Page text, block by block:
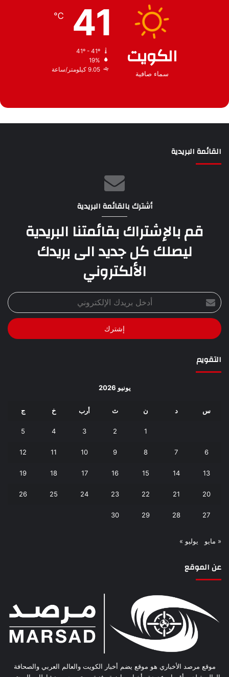
الكويت
سماء صافية
41
℃
19%
9.05 كيلومتر/ساعة
القائمة البريدية
أشترك بالقائمة البريدية
قم بالإشتراك بقائمتنا البريدية
ليصلك كل جديد الى بريدك
الألكتروني
أدخل
بريدك
الإلكتروني
التقويم
يونيو 2026
س د ن ث أرب خ ج
1
2
3
4
5
6
7
8
9
10
11
12
13
14
15
16
17
18
19
20
21
22
23
24
25
26
27
28
29
30
« مايو يوليو »
عن الموقع
موقع مرصد الأخباري هو موقع يضم أخبار الكويت والعالم العربي والصحافة